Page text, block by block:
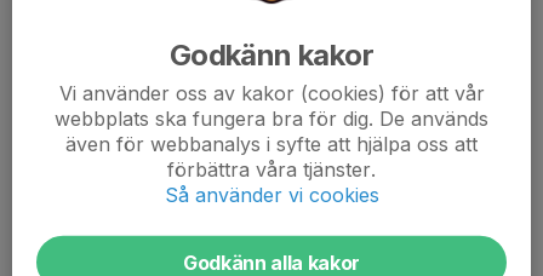
Godkänn kakor
Vi använder oss av kakor (cookies) för att vår
webbplats ska fungera bra för dig. De används
även för webbanalys i syfte att hjälpa oss att
förbättra våra tjänster.
Så använder vi cookies
Godkänn alla kakor